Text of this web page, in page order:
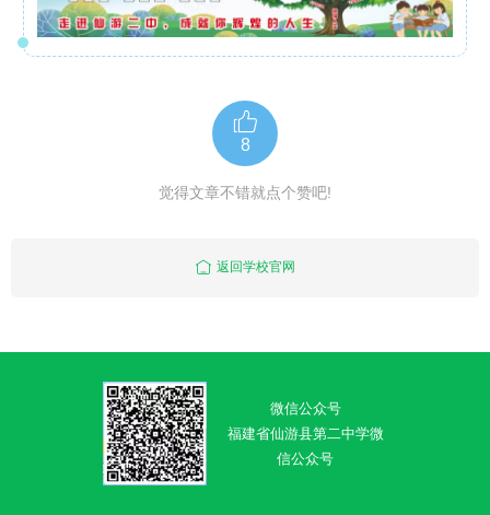
8
觉得文章不错就点个赞吧!
返回学校官网
微信公众号
福建省仙游县第二中学微
信公众号